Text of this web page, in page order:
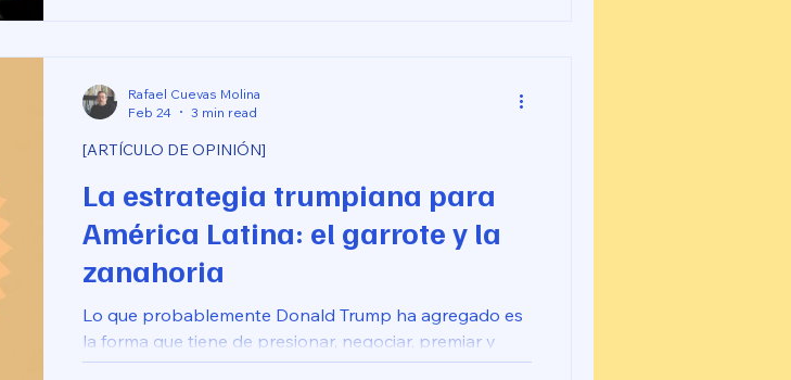
La estrategia trumpiana para
América Latina: el garrote y la
zanahoria
Lo que probablemente Donald Trump ha agregado es
la forma que tiene de presionar, negociar, premiar y
castigar: cuando se encuentra con un oponente con el
[ARTÍCULO DE OPINIÓN]
Rafael Cuevas Molina
Feb 24
3 min read